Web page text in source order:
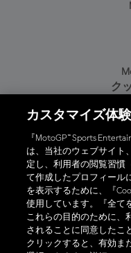
ク
プラ
オ
カスタマイズ体
『MotoGP™ Sports
は、当社のウェブサイト
定し、利用者の閲覧習慣
て作成したプロフィール
を表示するために、『
使用しています。『全て
これらの目的のために、
されることに同意したこ
クリックすると、有効ま